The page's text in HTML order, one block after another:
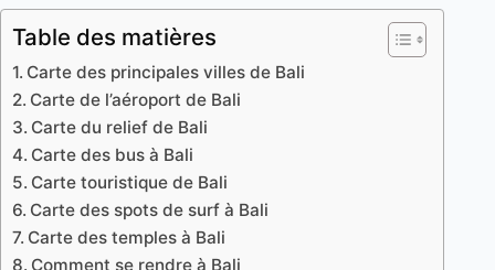
Table des matières
Carte des principales villes de Bali
Carte de l’aéroport de Bali
Carte du relief de Bali
Carte des bus à Bali
Carte touristique de Bali
Carte des spots de surf à Bali
Carte des temples à Bali
Comment se rendre à Bali